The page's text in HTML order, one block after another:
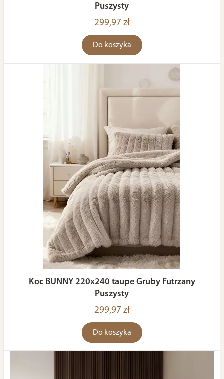
Puszysty
299,97 zł
Do koszyka
Koc BUNNY 220x240 taupe Gruby Futrzany
Puszysty
299,97 zł
Do koszyka